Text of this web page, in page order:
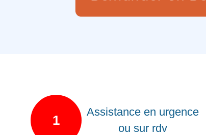
1
Assistance en urgence
ou sur rdv